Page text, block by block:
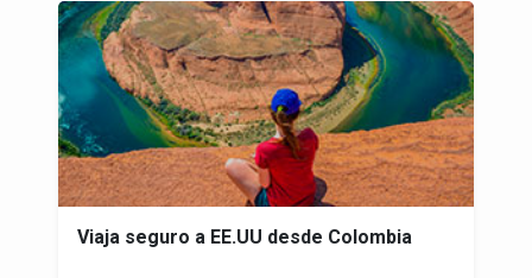
Viaja seguro a EE.UU desde Colombia